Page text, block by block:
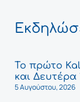
Το πρώτο
και Δευτέρα
5 Αυγούστου, 2026